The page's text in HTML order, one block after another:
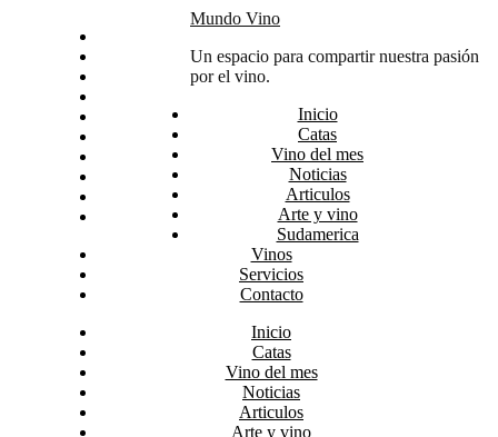
Arte y vino
Sudamerica
Mundo Vino
Un espacio para compartir nuestra pasión
por el vino.
Inicio
Catas
Vino del mes
Noticias
Articulos
Arte y vino
Sudamerica
Vinos
Servicios
Contacto
Inicio
Catas
Vino del mes
Noticias
Articulos
Arte y vino